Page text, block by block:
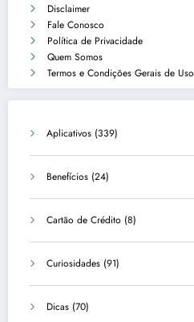
Disclaimer
Fale Conosco
Política de Privacidade
Quem Somos
Termos e Condições Gerais de Uso
Aplicativos (339)
Benefícios (24)
Cartão de Crédito (8)
Curiosidades (91)
Dicas (70)